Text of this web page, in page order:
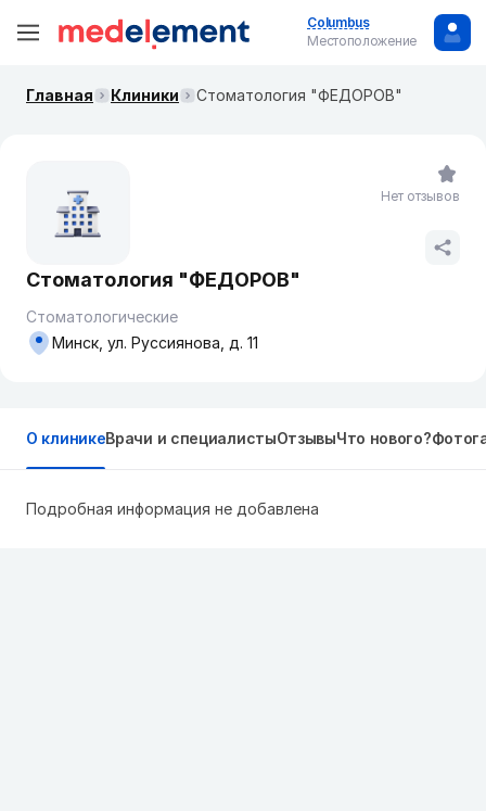
Columbus
Местоположение
Главная Клиники Стоматология "ФЕДОРОВ"
Стоматология "ФЕДОРОВ"
Стоматологические
Минск, ул. Руссиянова, д. 11
Нет отзывов
О клиникеВрачи и специалистыОтзывыЧто нового?
Подробная информация не добавлена